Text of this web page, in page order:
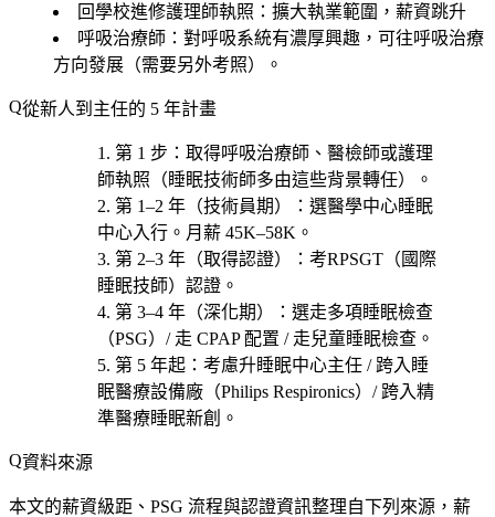
回學校進修護理師執照 ：擴大執業範圍，薪資跳升
呼吸治療師 ：對呼吸系統有濃厚興趣，可往呼吸治療
方向發展（需要另外考照）。
從新人到主任的 5 年計畫
第 1 步 ：取得呼吸治療師、醫檢師或護理
師執照 （睡眠技術師多由這些背景轉任）。
第 1–2 年（技術員期）
：選醫學中心睡眠
中心入行。月薪 45K–58K。
第 2–3 年（取得認證）
：考RPSGT（國際
睡眠技師）認證 。
第 3–4 年（深化期）
：選走多項睡眠檢查
（PSG）/ 走 CPAP 配置 / 走兒童睡眠檢查 。
第 5 年起 ：考慮升睡眠中心主任 / 跨入睡
眠醫療設備廠（Philips Respironics）/ 跨入精
準醫療睡眠新創 。
資料來源
本文的薪資級距、PSG 流程與認證資訊整理自下列來源，薪